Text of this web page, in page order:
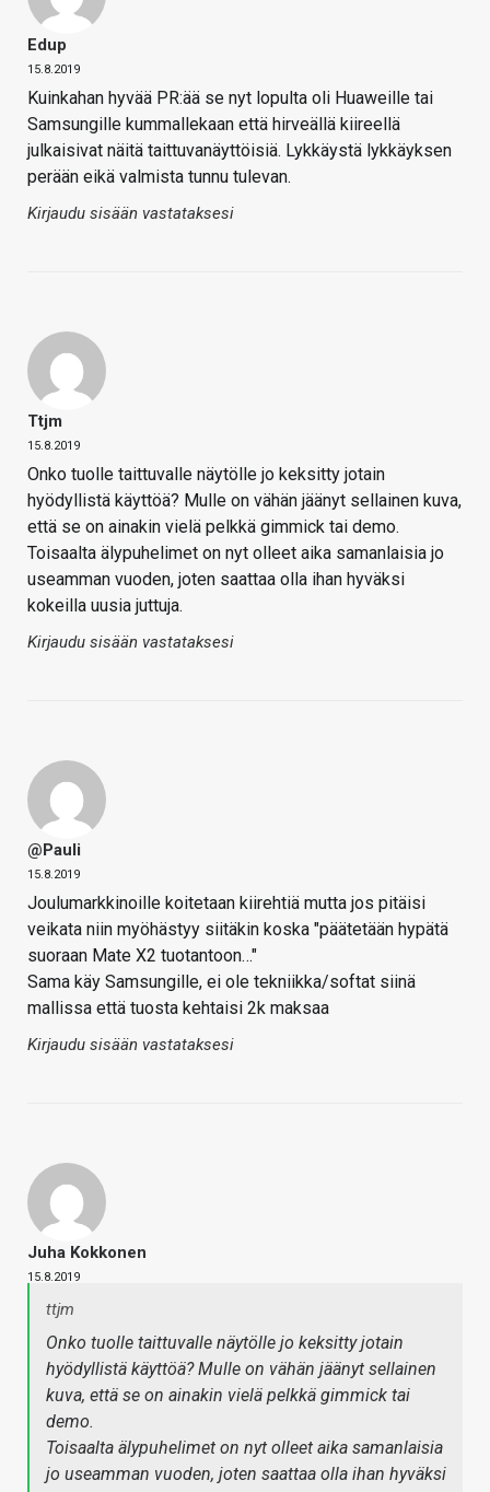
Edup
15.8.2019
Kuinkahan hyvää PR:ää se nyt lopulta oli Huaweille tai
Samsungille kummallekaan että hirveällä kiireellä
julkaisivat näitä taittuvanäyttöisiä. Lykkäystä lykkäyksen
perään eikä valmista tunnu tulevan.
Kirjaudu sisään vastataksesi
Ttjm
15.8.2019
Onko tuolle taittuvalle näytölle jo keksitty jotain
hyödyllistä käyttöä? Mulle on vähän jäänyt sellainen kuva,
että se on ainakin vielä pelkkä gimmick tai demo.
Toisaalta älypuhelimet on nyt olleet aika samanlaisia jo
useamman vuoden, joten saattaa olla ihan hyväksi
kokeilla uusia juttuja.
Kirjaudu sisään vastataksesi
@Pauli
15.8.2019
Joulumarkkinoille koitetaan kiirehtiä mutta jos pitäisi
veikata niin myöhästyy siitäkin koska "päätetään hypätä
suoraan Mate X2 tuotantoon…"
Sama käy Samsungille, ei ole tekniikka/softat siinä
mallissa että tuosta kehtaisi 2k maksaa
Kirjaudu sisään vastataksesi
Juha Kokkonen
15.8.2019
ttjm
Onko tuolle taittuvalle näytölle jo keksitty jotain
hyödyllistä käyttöä? Mulle on vähän jäänyt sellainen
kuva, että se on ainakin vielä pelkkä gimmick tai
demo.
Toisaalta älypuhelimet on nyt olleet aika samanlaisia
jo useamman vuoden, joten saattaa olla ihan hyväksi